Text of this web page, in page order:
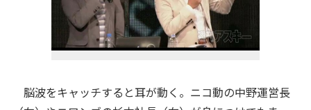
脳波をキャッチすると耳が動く。ニコ動の中野運営長